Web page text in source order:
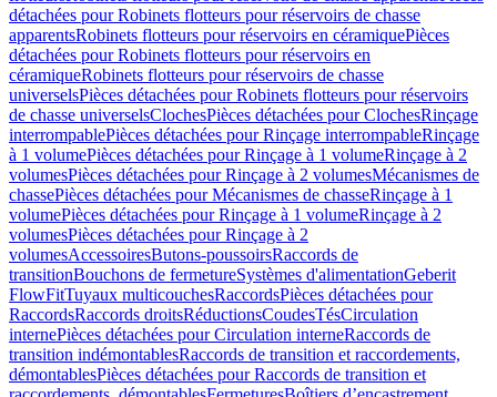
détachées pour Robinets flotteurs pour réservoirs de chasse
apparentsRobinets flotteurs pour réservoirs en céramiquePièces
détachées pour Robinets flotteurs pour réservoirs en
céramiqueRobinets flotteurs pour réservoirs de chasse
universelsPièces détachées pour Robinets flotteurs pour réservoirs
de chasse universelsClochesPièces détachées pour ClochesRinçage
interrompablePièces détachées pour Rinçage interrompableRinçage
à 1 volumePièces détachées pour Rinçage à 1 volumeRinçage à 2
volumesPièces détachées pour Rinçage à 2 volumesMécanismes de
chassePièces détachées pour Mécanismes de chasseRinçage à 1
volumePièces détachées pour Rinçage à 1 volumeRinçage à 2
volumesPièces détachées pour Rinçage à 2
volumesAccessoiresButons-poussoirsRaccords de
transitionBouchons de fermetureSystèmes d'alimentationGeberit
FlowFitTuyaux multicouchesRaccordsPièces détachées pour
RaccordsRaccords droitsRéductionsCoudesTésCirculation
internePièces détachées pour Circulation interneRaccords de
transition indémontablesRaccords de transition et raccordements,
démontablesPièces détachées pour Raccords de transition et